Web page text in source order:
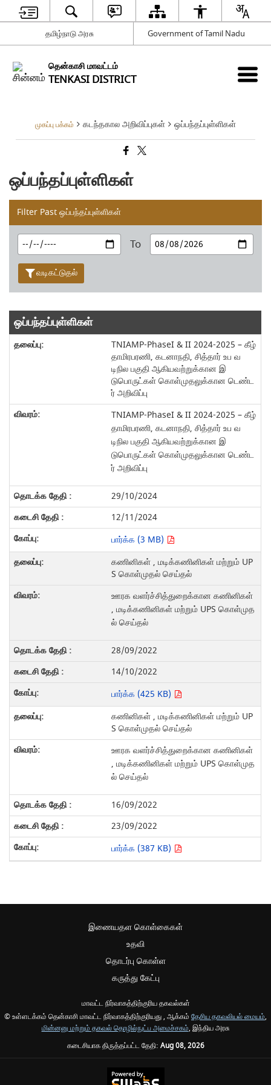
தமிழ்நாடு அரசு Government of Tamil Nadu
தென்காசி மாவட்டம்
TENKASI DISTRICT
முகப்பு பக்கம் கடந்தகால அறிவிப்புகள் ஒப்பந்தப்புள்ளிகள்
ஒப்பந்தப்புள்ளிகள்
Filter Past ஒப்பந்தப்புள்ளிகள்
To
வடிகட்டுதல்
ஒப்பந்தப்புள்ளிகள்
TNIAMP-PhaseI & II 2024-2025 – கீழ்
தாமிரபரணி, கடனாநதி, சித்தார் உப வ
டிநில பகுதி ஆகியவற்றுக்கான இ
டுபொருட்கள் கொள்முதலுக்கான டெண்ட
ர் அறிவிப்பு
TNIAMP-PhaseI & II 2024-2025 – கீழ்
தாமிரபரணி, கடனாநதி, சித்தார் உப வ
டிநில பகுதி ஆகியவற்றுக்கான இ
டுபொருட்கள் கொள்முதலுக்கான டெண்ட
ர் அறிவிப்பு
29/10/2024
12/11/2024
பார்க்க (3 MB)
கணினிகள் , மடிக்கணினிகள் மற்றும் UP
S கொள்முதல் செய்தல்
ஊரக வளர்ச்சித்துறைக்கான கணினிகள்
, மடிக்கணினிகள் மற்றும் UPS கொள்முத
ல் செய்தல்
28/09/2022
14/10/2022
பார்க்க (425 KB)
கணினிகள் , மடிக்கணினிகள் மற்றும் UP
S கொள்முதல் செய்தல்
ஊரக வளர்ச்சித்துறைக்கான கணினிகள்
, மடிக்கணினிகள் மற்றும் UPS கொள்முத
ல் செய்தல்
16/09/2022
23/09/2022
பார்க்க (387 KB)
இணையதள கொள்கைகள்
உதவி
தொடர்பு கொள்ள
கருத்து கேட்பு
மாவட்ட நிர்வாகத்திற்குரிய தகவல்கள்
© உள்ளடக்கம் தென்காசி மாவட்ட நிர்வாகத்திற்குரியது , ஆக்கம் தேசிய தகவலியல் மையம்,
மின்னனு மற்றும் தகவல் தொழில்நுட்ப அமைச்சகம், இந்திய அரசு
கடைசியாக திருத்தப்பட்ட தேதி: Aug 08, 2026